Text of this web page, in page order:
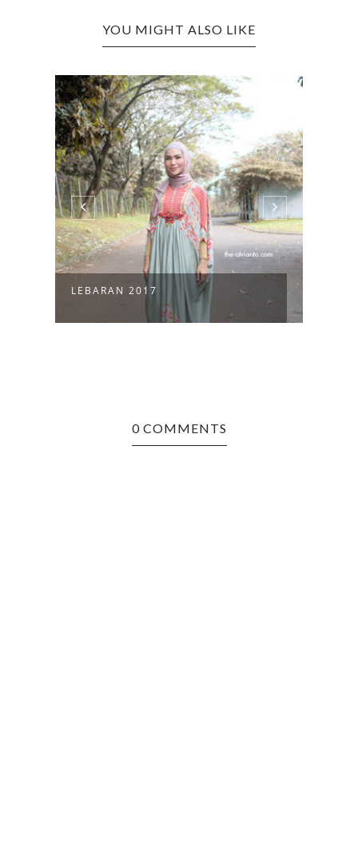
YOU MIGHT ALSO LIKE
BUKBER SATOO SHANGRI-LA
0 COMMENTS